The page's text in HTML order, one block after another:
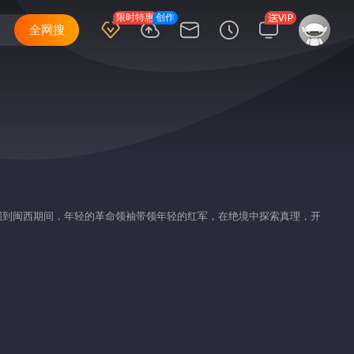
限时特惠创作
全网搜
闽西期间，年轻的革命领袖带领年轻的红军，在绝境中探索真理，开